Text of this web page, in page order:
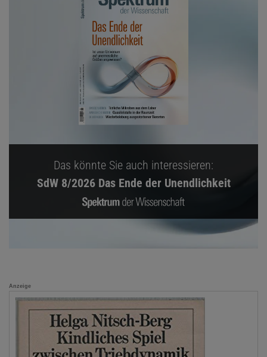
Das könnte Sie auch interessieren:
SdW 8/2026 Das Ende der Unendlichkeit
Anzeige